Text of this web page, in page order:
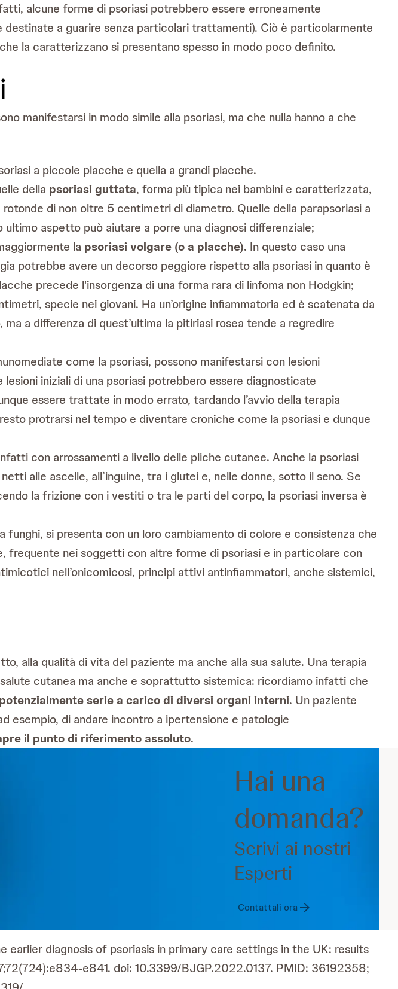
alcune forme di psoriasi potrebbero essere erroneamente
a guarire senza particolari trattamenti). Ciò è particolarmente
la caratterizzano si presentano spesso in modo poco definito.
manifestarsi in modo simile alla psoriasi, ma che nulla hanno a che
a piccole placche e quella a grandi placche.
della psoriasi guttata, forma più tipica nei bambini e caratterizzata,
di non oltre 5 centimetri di diametro. Quelle della parapsoriasi a
aspetto può aiutare a porre una diagnosi differenziale;
la psoriasi volgare (o a placche). In questo caso una
potrebbe avere un decorso peggiore rispetto alla psoriasi in quanto è
precede l'insorgenza di una forma rara di linfoma non Hodgkin;
specie nei giovani. Ha un’origine infiammatoria ed è scatenata da
a differenza di quest’ultima la pitiriasi rosea tende a regredire
come la psoriasi, possono manifestarsi con lesioni
iniziali di una psoriasi potrebbero essere diagnosticate
essere trattate in modo errato, tardando l’avvio della terapia
protrarsi nel tempo e diventare croniche come la psoriasi e dunque
con arrossamenti a livello delle pliche cutanee. Anche la psoriasi
alle ascelle, all’inguine, tra i glutei e, nelle donne, sotto il seno. Se
la frizione con i vestiti o tra le parti del corpo, la psoriasi inversa è
si presenta con un loro cambiamento di colore e consistenza che
frequente nei soggetti con altre forme di psoriasi e in particolare con
nell’onicomicosi, principi attivi antinfiammatori, anche sistemici,
alla qualità di vita del paziente ma anche alla sua salute. Una terapia
cutanea ma anche e soprattutto sistemica: ricordiamo infatti che
serie a carico di diversi organi interni. Un paziente
di andare incontro a ipertensione e patologie
il punto di riferimento assoluto.
Hai una
domanda?
Scrivi ai nostri
Esperti
Contattali ora
diagnosis of psoriasis in primary care settings in the UK: results
e841. doi: 10.3399/BJGP.2022.0137. PMID: 36192358;